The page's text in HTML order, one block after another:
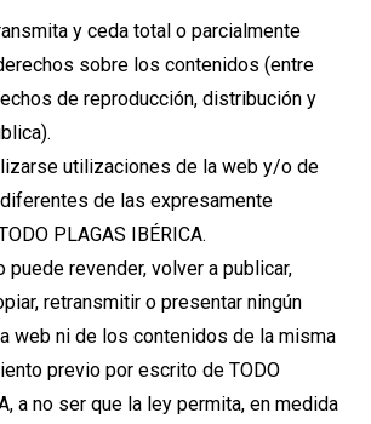
y ceda total o parcialmente
sobre los contenidos (entre
de reproducción, distribución y
utilizaciones de la web y/o de
de las expresamente
PLAGAS IBÉRICA.
puede revender, volver a publicar,
retransmitir o presentar ningún
web ni de los contenidos de la misma
previo por escrito de TODO
a no ser que la ley permita, en medida